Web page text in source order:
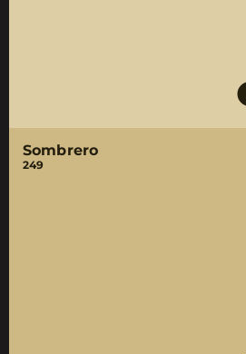
Sombrero
249